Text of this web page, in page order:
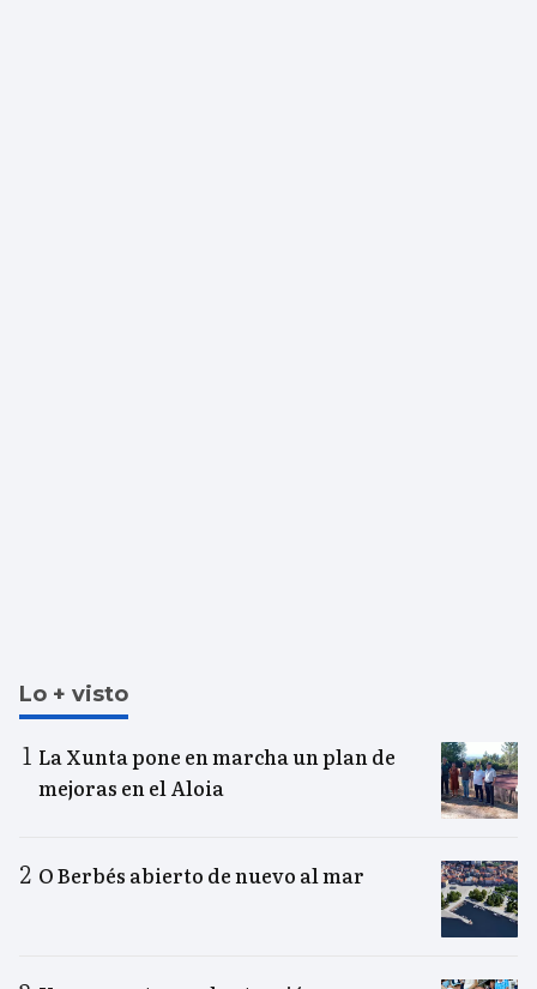
Lo + visto
La Xunta pone en marcha un plan de
mejoras en el Aloia
O Berbés abierto de nuevo al mar